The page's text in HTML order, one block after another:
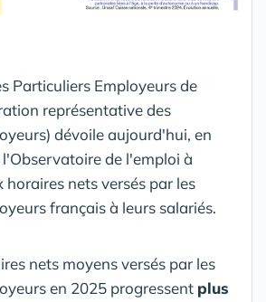
Particuliers Employeurs de
représentative des
dévoile aujourd'hui, en
de l'emploi à
horaires nets versés par les
français à leurs salariés.
nets moyens versés par les
en 2025 progressent plus